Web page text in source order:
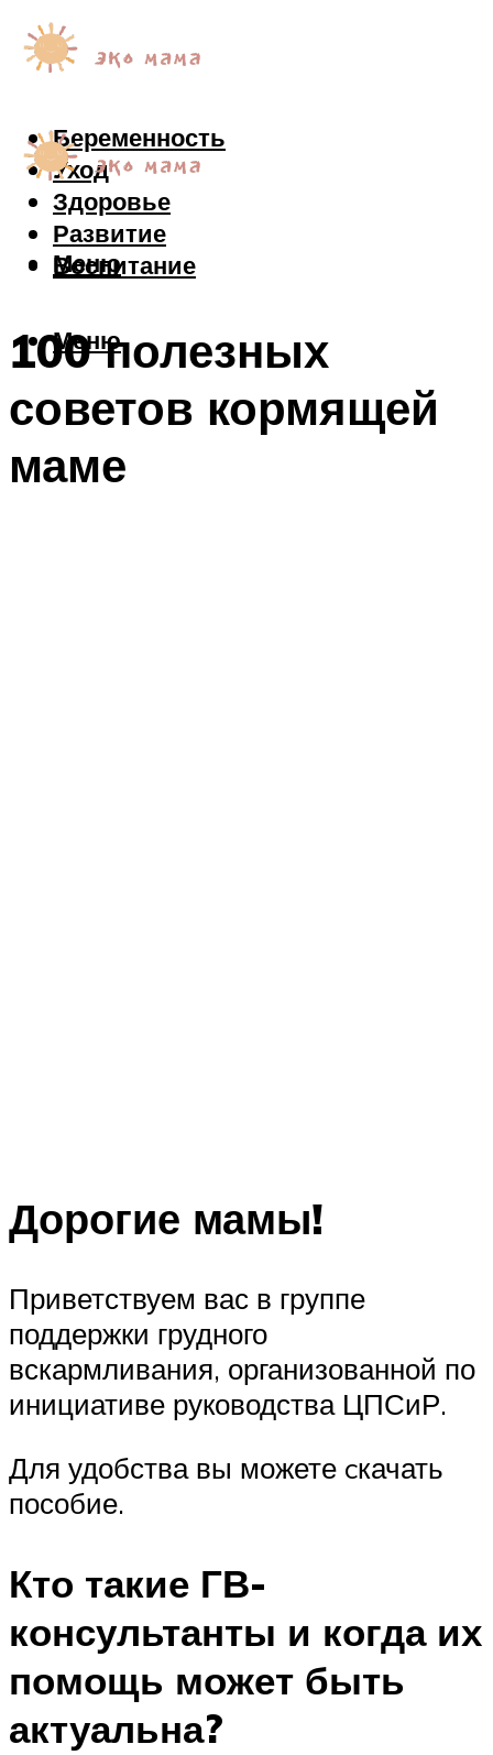
Беременность
Уход
Здоровье
Развитие
Воспитание
Меню
Меню
100 полезных
советов кормящей
маме
Дорогие мамы!
Приветствуем вас в группе
поддержки грудного
вскармливания, организованной по
инициативе руководства ЦПСиР.
Для удобства вы можете cкачать
пособие.
Кто такие ГВ-
консультанты и когда их
помощь может быть
актуальна?